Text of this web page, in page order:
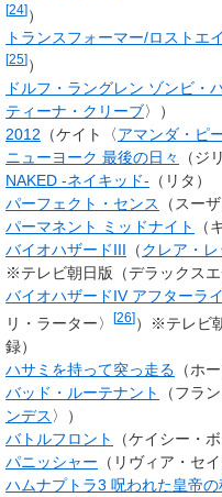
[24]）
トランスフォーマー/ロストエ
[25] ）
ドルフ・ラングレン ゾンビ・
ティーナ・クリーブ〉）
2012 （ケイト〈アマンダ・ピ
ニューヨーク 最後の日々
（ジ
NAKED -ネイキッド- （リタ）
パーフェクト・センス
（ スー
パーマネント ミッドナイト
（
バイオハザードIII （クレア・
※テレビ朝日版（デラックスエ
バイオハザードIV アフターラ
リ・ラーター〉
[26] ）※テレビ
録）
ハサミを持って突っ走る （ホ
バッド・ルーテナント
（フラ
ンデス 〉）
バトルフロント
（ケイシー・
パニッシャー （リヴィア・セ
ハムナプトラ3 呪われた皇帝の